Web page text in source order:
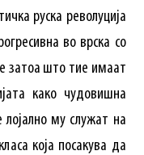
руска револуција
во врска со
затоа што тие имаат
како чудовишна
лојално му служат на
која посакува да